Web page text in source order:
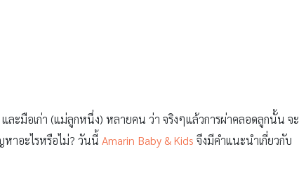
ะมือเก่า (แม่ลูกหนึ่ง) หลายคน ว่า จริงๆแล้วการผ่าคลอดลูกนั้น จะ
าอะไรหรือไม่? วันนี้ Amarin Baby & Kids จึงมีคำแนะนำเกี่ยวกับ